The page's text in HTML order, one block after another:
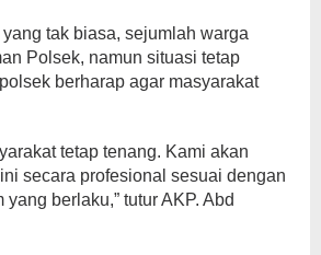
tak biasa, sejumlah warga
Polsek, namun situasi tetap
berharap agar masyarakat
tetap tenang. Kami akan
secara profesional sesuai dengan
berlaku,” tutur AKP. Abd